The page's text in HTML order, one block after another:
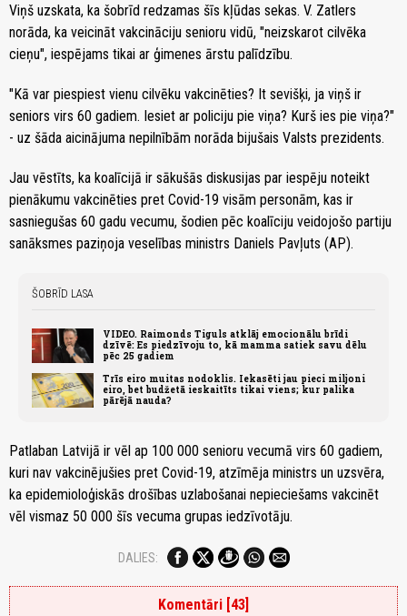
Viņš uzskata, ka šobrīd redzamas šīs kļūdas sekas. V. Zatlers
norāda, ka veicināt vakcināciju senioru vidū, "neizskarot cilvēka
cieņu", iespējams tikai ar ģimenes ārstu palīdzību.
"Kā var piespiest vienu cilvēku vakcinēties? It sevišķi, ja viņš ir
seniors virs 60 gadiem. Iesiet ar policiju pie viņa? Kurš ies pie viņa?"
- uz šāda aicinājuma nepilnībām norāda bijušais Valsts prezidents.
Jau vēstīts, ka koalīcijā ir sākušās diskusijas par iespēju noteikt
pienākumu vakcinēties pret Covid-19 visām personām, kas ir
sasniegušas 60 gadu vecumu, šodien pēc koalīciju veidojošo partiju
sanāksmes paziņoja veselības ministrs Daniels Pavļuts (AP).
ŠOBRĪD LASA
VIDEO. Raimonds Tiguls atklāj emocionālu brīdi
dzīvē: Es piedzīvoju to, kā mamma satiek savu dēlu
pēc 25 gadiem
Trīs eiro muitas nodoklis. Iekasēti jau pieci miljoni
eiro, bet budžetā ieskaitīts tikai viens; kur palika
pārējā nauda?
Patlaban Latvijā ir vēl ap 100 000 senioru vecumā virs 60 gadiem,
kuri nav vakcinējušies pret Covid-19, atzīmēja ministrs un uzsvēra,
ka epidemioloģiskās drošības uzlabošanai nepieciešams vakcinēt
vēl vismaz 50 000 šīs vecuma grupas iedzīvotāju.
DALIES:
Komentāri [43]